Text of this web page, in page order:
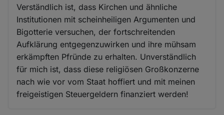
Verständlich ist, dass Kirchen und ähnliche
Institutionen mit scheinheiligen Argumenten und
Bigotterie versuchen, der fortschreitenden
Aufklärung entgegenzuwirken und ihre mühsam
erkämpften Pfründe zu erhalten. Unverständlich
für mich ist, dass diese religiösen Großkonzerne
nach wie vor vom Staat hoffiert und mit meinen
freigeistigen Steuergeldern finanziert werden!